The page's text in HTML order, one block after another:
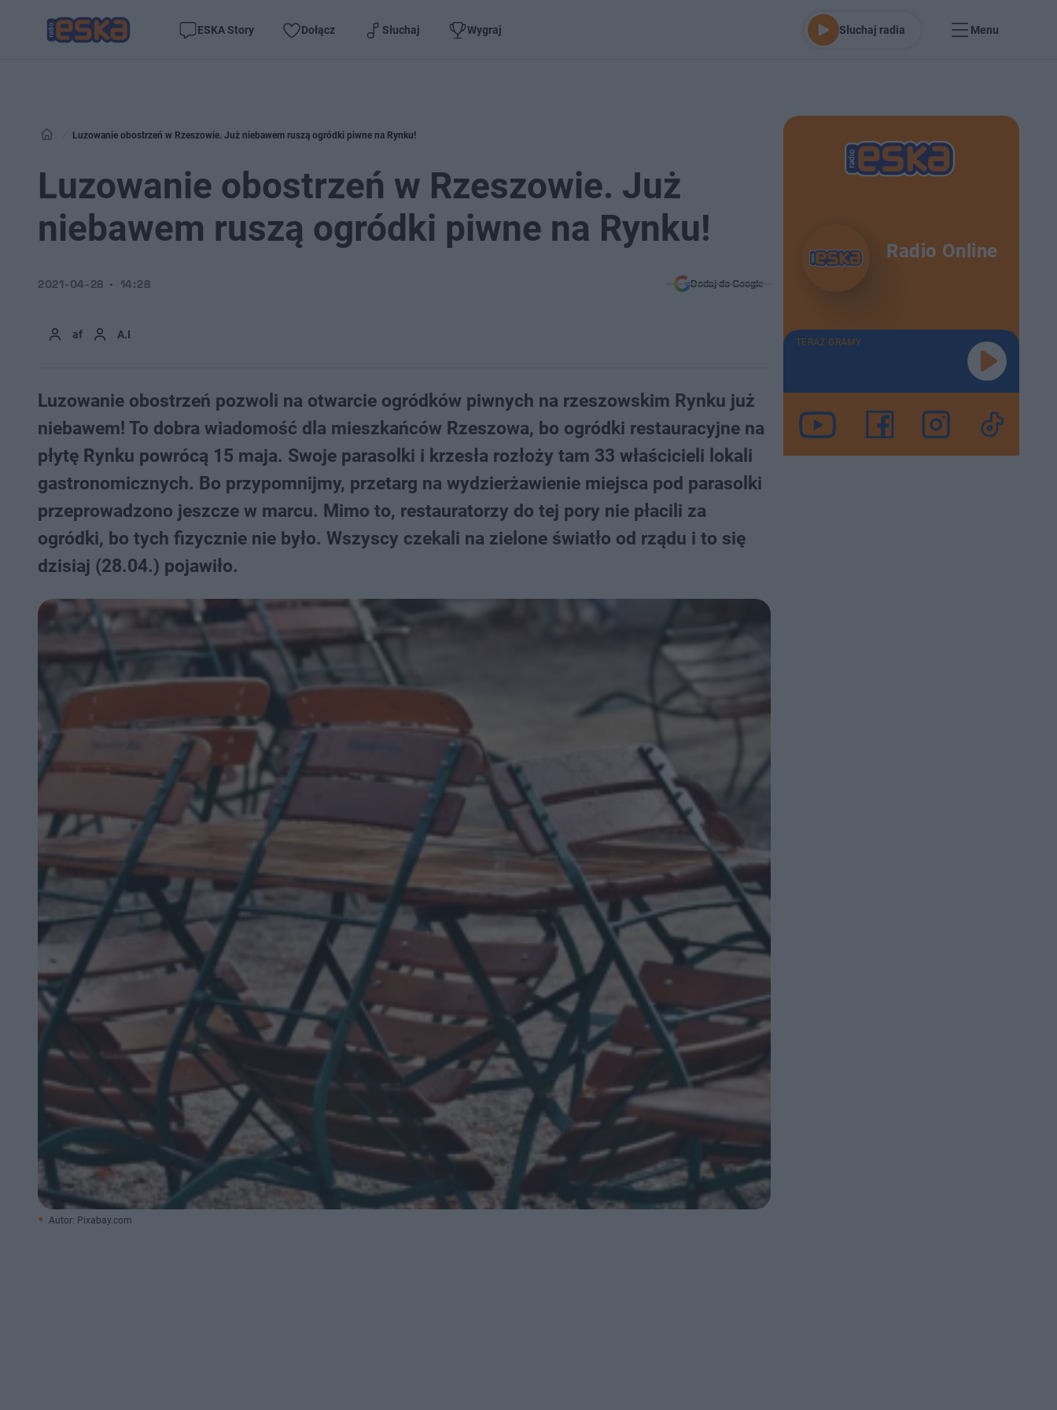
ESKA Story Dołącz Słuchaj Wygraj Słuchaj radia Menu
Luzowanie obostrzeń w Rzeszowie. Już niebawem ruszą ogródki piwne na Rynku!
Luzowanie obostrzeń w Rzeszowie. Już
niebawem ruszą ogródki piwne na Rynku!
af A.I
2021-04-28 14:28 Dodaj do Google
Luzowanie obostrzeń pozwoli na otwarcie ogródków piwnych na rzeszowskim Rynku już
niebawem! To dobra wiadomość dla mieszkańców Rzeszowa, bo ogródki restauracyjne na
płytę Rynku powrócą 15 maja. Swoje parasolki i krzesła rozłoży tam 33 właścicieli lokali
gastronomicznych. Bo przypomnijmy, przetarg na wydzierżawienie miejsca pod parasolki
przeprowadzono jeszcze w marcu. Mimo to, restauratorzy do tej pory nie płacili za
ogródki, bo tych fizycznie nie było. Wszyscy czekali na zielone światło od rządu i to się
dzisiaj (28.04.) pojawiło.
Autor: Pixabay.com
Radio Online
TERAZ GRAMY